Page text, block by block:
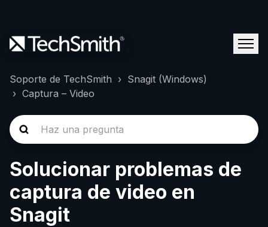
Soporte de TechSmith
Snagit (Windows)
Captura – Video
Solucionar problemas de
captura de video en
Snagit